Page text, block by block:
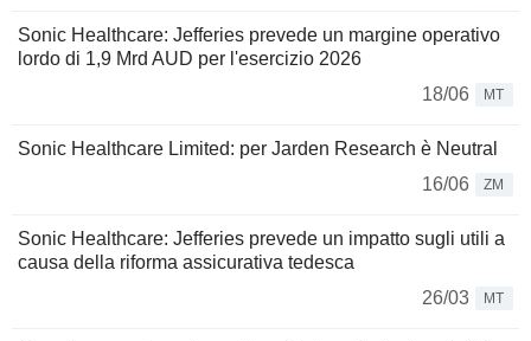
Sonic Healthcare: Jefferies prevede un margine operativo
lordo di 1,9 Mrd AUD per l'esercizio 2026
18/06
MT
Sonic Healthcare Limited: per Jarden Research è Neutral
16/06
ZM
Sonic Healthcare: Jefferies prevede un impatto sugli utili a
causa della riforma assicurativa tedesca
26/03
MT